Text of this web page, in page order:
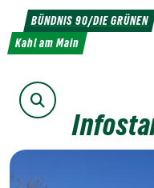
Weiter
zum
Inhalt
BÜNDNIS 90/DIE GRÜNEN
Kahl am Main
Suche